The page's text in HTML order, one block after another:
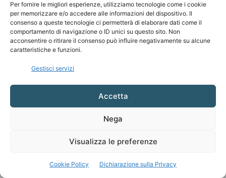
Per fornire le migliori esperienze, utilizziamo tecnologie come i cookie
per memorizzare e/o accedere alle informazioni del dispositivo. Il
consenso a queste tecnologie ci permetterà di elaborare dati come il
comportamento di navigazione o ID unici su questo sito. Non
acconsentire o ritirare il consenso può influire negativamente su alcune
caratteristiche e funzioni.
Gestisci servizi
Accetta
Nega
Visualizza le preferenze
Cookie Policy Dichiarazione sulla Privacy
SEGUICI